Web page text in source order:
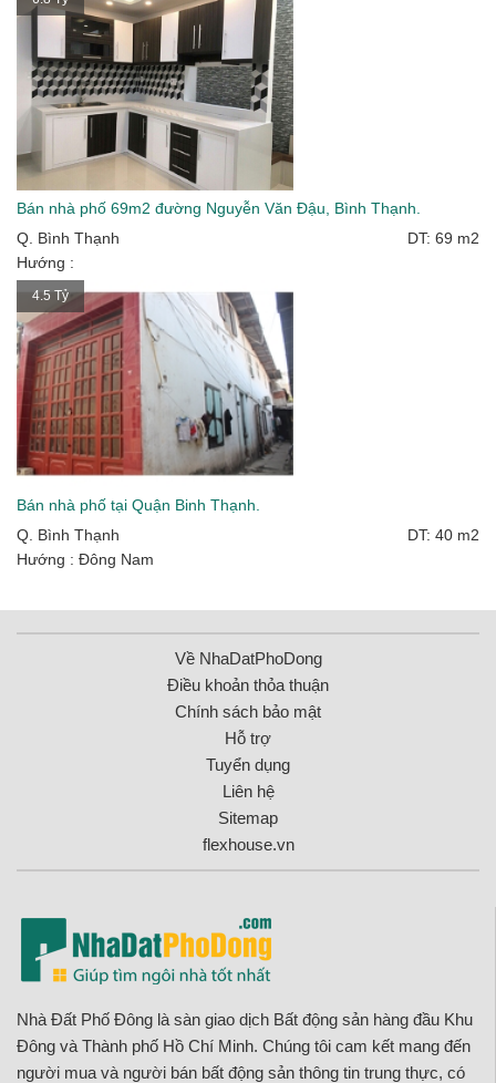
Bán nhà phố 69m2 đường Nguyễn Văn Đậu, Bình Thạnh.
Q. Bình Thạnh
DT: 69 m2
Hướng :
4.5 Tỷ
Bán nhà phố tại Quận Binh Thạnh.
Q. Bình Thạnh
DT: 40 m2
Hướng : Đông Nam
Về NhaDatPhoDong
Điều khoản thỏa thuận
Chính sách bảo mật
Hỗ trợ
Tuyển dụng
Liên hệ
Sitemap
flexhouse.vn
Nhà Đất Phố Đông là sàn giao dịch Bất động sản hàng đầu Khu
Đông và Thành phố Hồ Chí Minh. Chúng tôi cam kết mang đến
người mua và người bán bất động sản thông tin trung thực, có